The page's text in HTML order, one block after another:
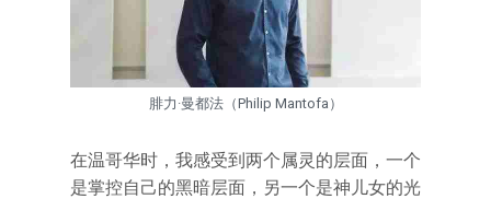
腓力·曼都法（Philip Mantofa）
在温哥华时，我感受到两个属灵的层面，一个
是掌控自己的黑暗层面，另一个是神儿女的光